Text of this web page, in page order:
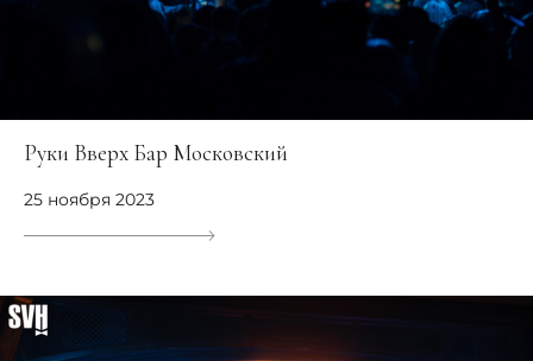
Руки Вверх Бар Московский
25 ноября 2023